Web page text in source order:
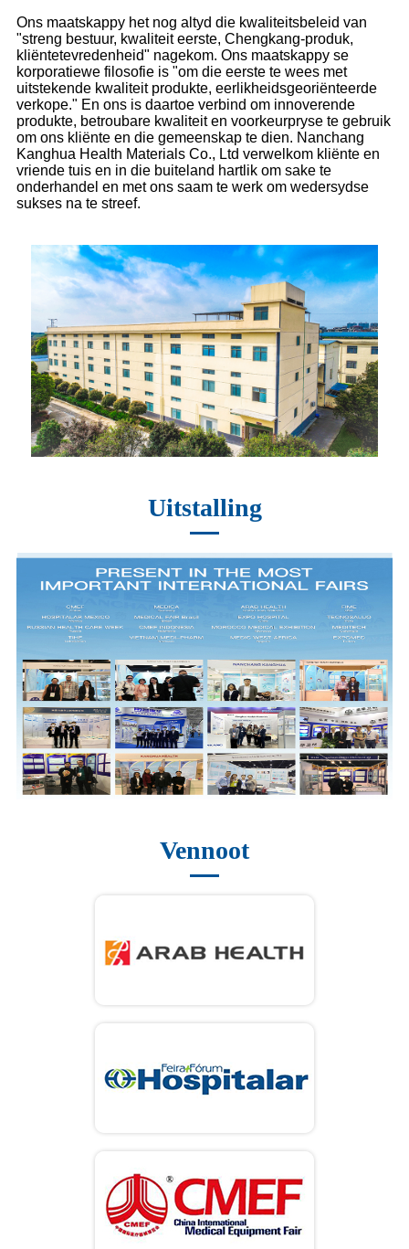
Ons maatskappy het nog altyd die kwaliteitsbeleid van
"streng bestuur, kwaliteit eerste, Chengkang-produk,
kliëntetevredenheid" nagekom. Ons maatskappy se
korporatiewe filosofie is "om die eerste te wees met
uitstekende kwaliteit produkte, eerlikheidsgeoriënteerde
verkope." En ons is daartoe verbind om innoverende
produkte, betroubare kwaliteit en voorkeurpryse te gebruik
om ons kliënte en die gemeenskap te dien. Nanchang
Kanghua Health Materials Co., Ltd verwelkom kliënte en
vriende tuis en in die buiteland hartlik om sake te
onderhandel en met ons saam te werk om wedersydse
sukses na te streef.
Uitstalling
Vennoot